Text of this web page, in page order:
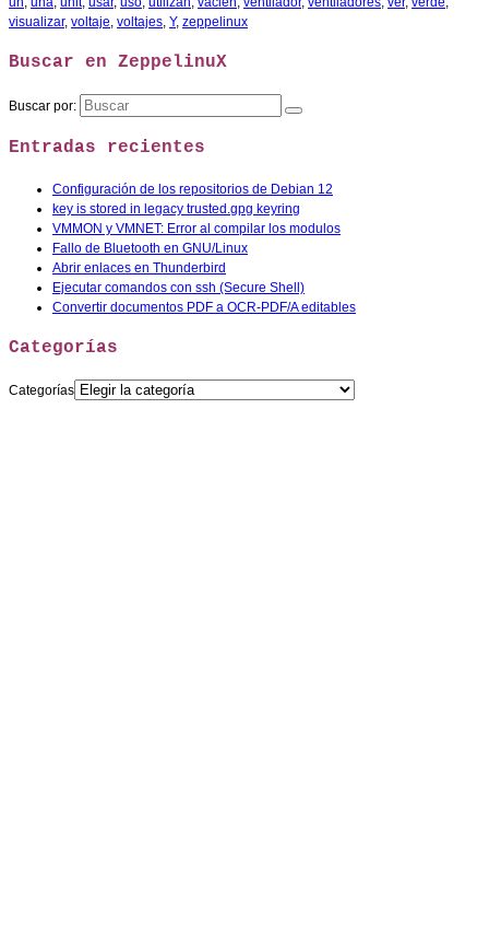
visualizar, voltaje, voltajes, Y, zeppelinux
Buscar en ZeppelinuX
Buscar por:
Entradas recientes
Configuración de los repositorios de Debian 12
key is stored in legacy trusted.gpg keyring
VMMON y VMNET: Error al compilar los modulos
Fallo de Bluetooth en GNU/Linux
Abrir enlaces en Thunderbird
Ejecutar comandos con ssh (Secure Shell)
Convertir documentos PDF a OCR-PDF/A editables
Categorías
Categorías